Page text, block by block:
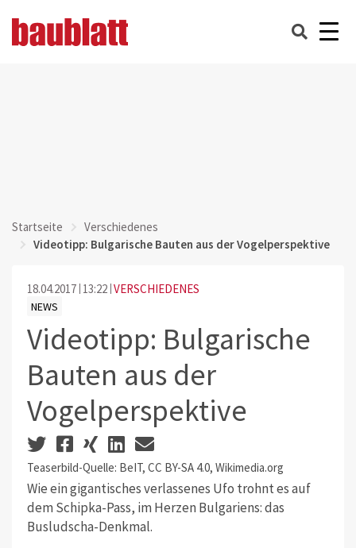
Startseite
Verschiedenes
Videotipp: Bulgarische Bauten aus der Vogelperspektive
18.04.2017 13:22 VERSCHIEDENES
NEWS
Videotipp: Bulgarische
Bauten aus der
Vogelperspektive
Teaserbild-Quelle: BeIT, CC BY-SA 4.0, Wikimedia.org
Wie ein gigantisches verlassenes Ufo trohnt es auf
dem Schipka-Pass, im Herzen Bulgariens: das
Busludscha-Denkmal.